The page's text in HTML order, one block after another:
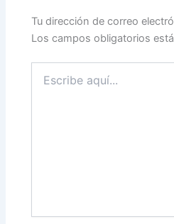
Tu dirección de correo
Los campos obligatorios
aquí...